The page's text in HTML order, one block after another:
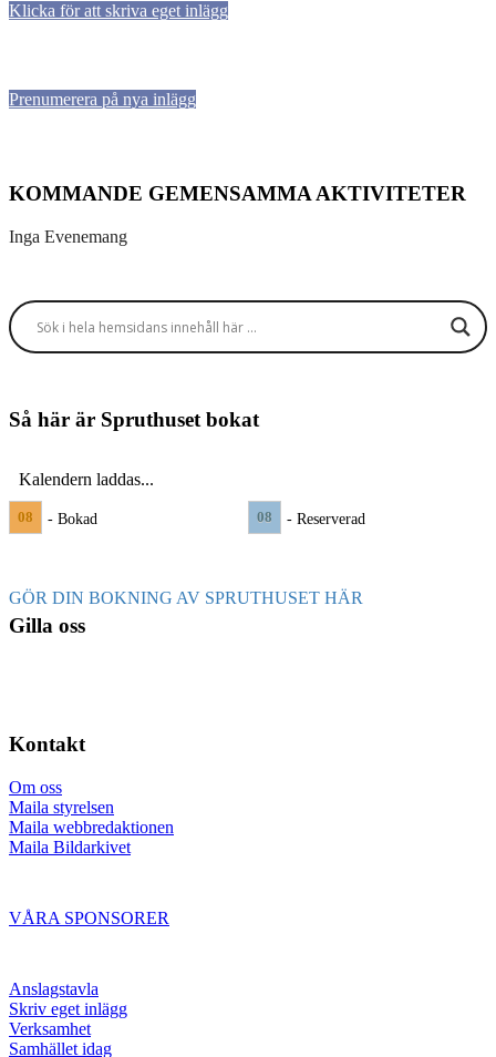
Klicka för att skriva eget inlägg
Prenumerera på nya inlägg
KOMMANDE GEMENSAMMA AKTIVITETER
Inga Evenemang
Så här är Spruthuset bokat
Kalendern laddas...
08 - Bokad 08 - Reserverad
GÖR DIN BOKNING AV SPRUTHUSET HÄR
Gilla oss
Kontakt
Om oss
Maila styrelsen
Maila webbredaktionen
Maila Bildarkivet
VÅRA SPONSORER
Anslagstavla
Skriv eget inlägg
Verksamhet
Samhället idag